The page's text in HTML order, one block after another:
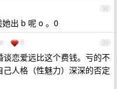
32
出 b 呢 o 。0
33
6
谈恋爱远比这个费钱。亏的不
人格（性魅力）深深的否定